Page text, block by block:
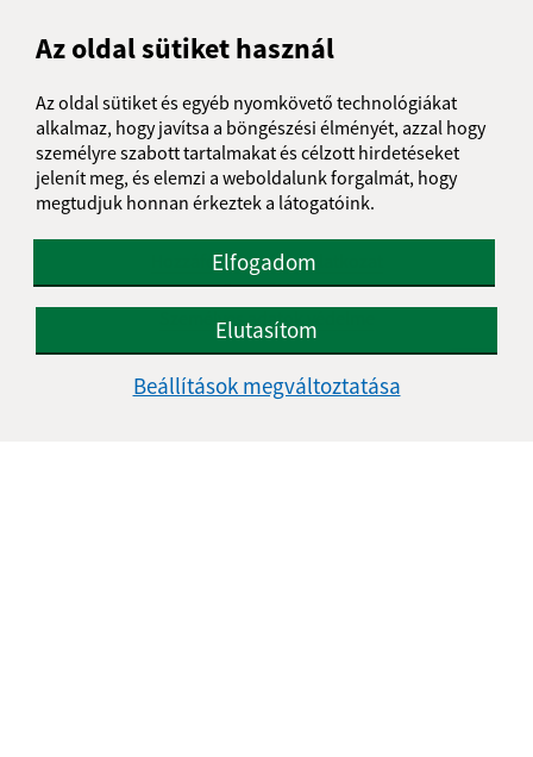
Az oldal sütiket használ
Az oldal sütiket és egyéb nyomkövető technológiákat
alkalmaz, hogy javítsa a böngészési élményét, azzal hogy
személyre szabott tartalmakat és célzott hirdetéseket
jelenít meg, és elemzi a weboldalunk forgalmát, hogy
megtudjuk honnan érkeztek a látogatóink.
Elfogadom
Elutasítom
Beállítások megváltoztatása
Az oldalról:
Hozzáférhetőségi nyilatkozat
Szerzői jog
Személyes adatok védelme
Navigáció: